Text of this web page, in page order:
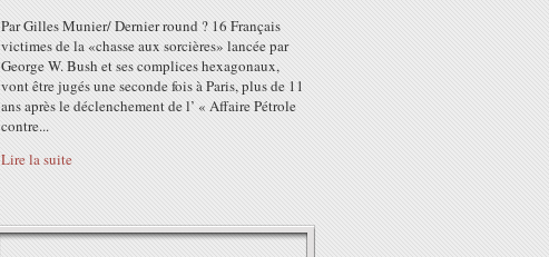
Par Gilles Munier/ Dernier round ? 16 Français
victimes de la «chasse aux sorcières» lancée par
George W. Bush et ses complices hexagonaux,
vont être jugés une seconde fois à Paris, plus de 11
ans après le déclenchement de l’ « Affaire Pétrole
contre...
Lire la suite